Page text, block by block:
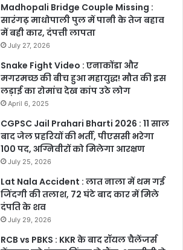
Madhopali Bridge Couple Missing :
सारंगढ़ माधोपाली पुल में पानी के तेज बहाव
में बही कार, दंपत्ती लापता
July 27, 2026
Snake Fight Video : एनाकोंडा और
मगरमच्छ की बीच हुआ महायुद्ध! मौत की इस
लड़ाई का रोमांच देख कांप उठे लोग
April 6, 2025
CGPSC Jail Prahari Bharti 2026 : 11 साल
बाद जेल प्रहरियों की भर्ती, पीएससी भरेगा
100 पद, अग्निवीरों को मिलेगा आरक्षण
July 25, 2026
Lat Nala Accident : लात नाला में थम गई
जिंदगी की तलाश, 72 घंटे बाद कार में मिले
दंपति के शव
July 29, 2026
RCB vs PBKS : KKR के बाद रॉयल चैलेंजर्स